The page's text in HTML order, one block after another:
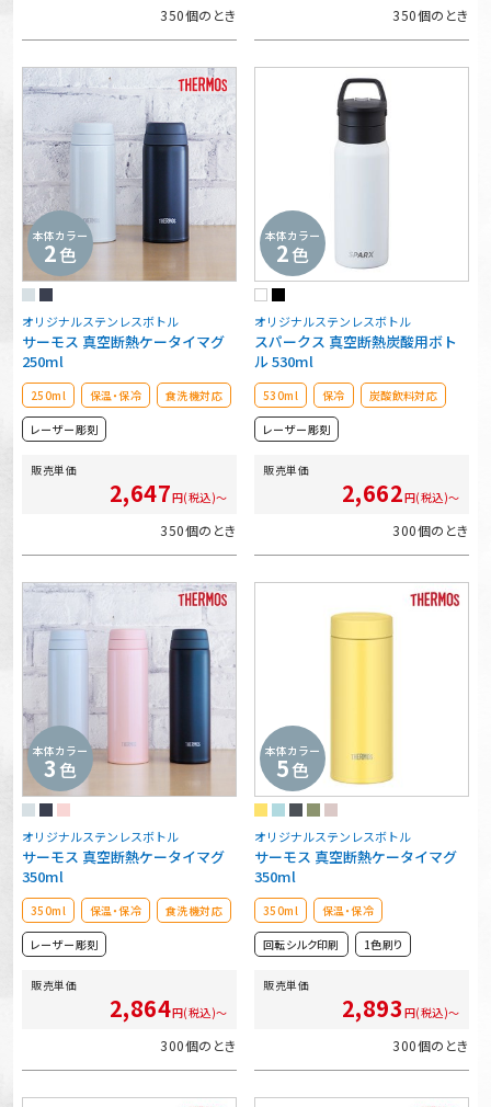
350個のとき 350個のとき
本体カラー
2色
オリジナルステンレスボトル
サーモス 真空断熱ケータイマグ
250ml
250ml 保温・保冷 食洗機対応
レーザー彫刻
販売単価
2,647円(税込)～
350個のとき
本体カラー
2色
オリジナルステンレスボトル
スパークス 真空断熱炭酸用ボト
ル 530ml
530ml 保冷 炭酸飲料対応
レーザー彫刻
販売単価
2,662円(税込)～
300個のとき
本体カラー
3色
オリジナルステンレスボトル
サーモス 真空断熱ケータイマグ
350ml
350ml 保温・保冷 食洗機対応
レーザー彫刻
販売単価
2,864円(税込)～
300個のとき
本体カラー
5色
オリジナルステンレスボトル
サーモス 真空断熱ケータイマグ
350ml
350ml 保温・保冷
回転シルク印刷 1色刷り
販売単価
2,893 円(税込)～
300個のとき